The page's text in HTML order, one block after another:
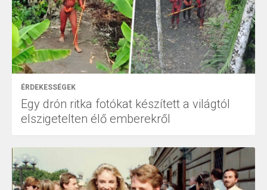
ÉRDEKESSÉGEK
Egy drón ritka fotókat készített a világtól
elszigetelten élő emberekről